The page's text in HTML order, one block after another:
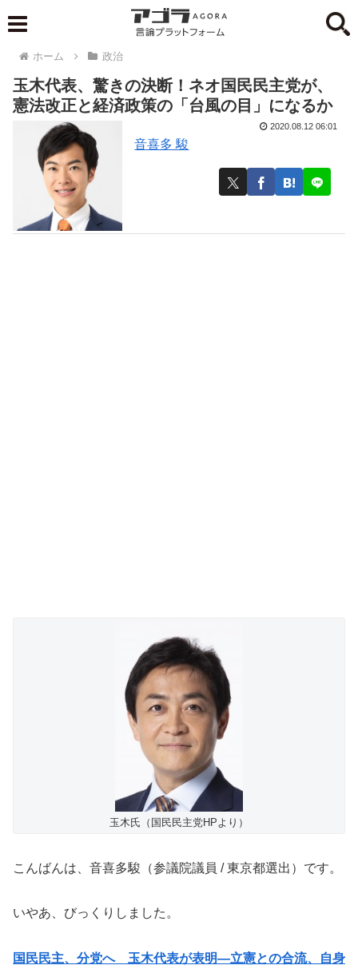
ホーム 政治
玉木代表、驚きの決断！ネオ国民民主党が、
憲法改正と経済政策の「台風の目」になるか
音喜多 駿
2020.08.12 06:01
玉木氏（国民民主党HPより）
こんばんは、音喜多駿（参議院議員 / 東京都選出）です。
いやあ、びっくりしました。
国民民主、分党へ 玉木代表が表明―立憲との合流、自身